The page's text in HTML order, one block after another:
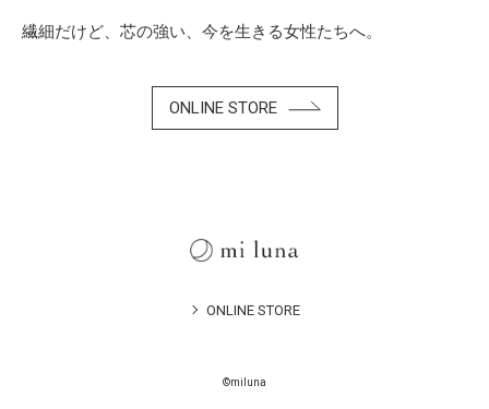
繊細だけど、芯の強い、今を生きる女性たちへ。
ONLINE STORE
ONLINE STORE
©miluna